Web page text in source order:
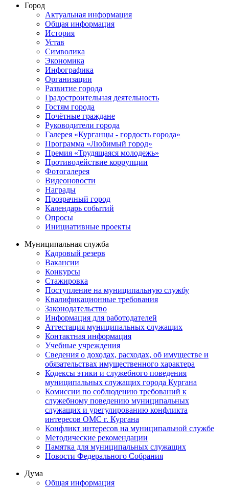
Город
Актуальная информация
Общая информация
История
Устав
Символика
Экономика
Инфографика
Организации
Развитие города
Градостроительная деятельность
Гостям города
Почётные граждане
Руководители города
Галерея «Курганцы - гордость города»
Программа «Любимый город»
Премия «Трудящаяся молодежь»
Противодействие коррупции
Фотогалерея
Видеоновости
Награды
Прозрачный город
Календарь событий
Опросы
Инициативные проекты
Муниципальная служба
Кадровый резерв
Вакансии
Конкурсы
Стажировка
Поступление на муниципальную службу
Квалификационные требования
Законодательство
Информация для работодателей
Аттестация муниципальных служащих
Контактная информация
Учебные учреждения
Сведения о доходах, расходах, об имуществе и
обязательствах имущественного характера
Кодексы этики и служебного поведения
муниципальных служащих города Кургана
Комиссии по соблюдению требований к
служебному поведению муниципальных
служащих и урегулированию конфликта
интересов ОМС г. Кургана
Конфликт интересов на муниципальной службе
Методические рекомендации
Памятка для муниципальных служащих
Новости Федерального Cобрания
Дума
Общая информация